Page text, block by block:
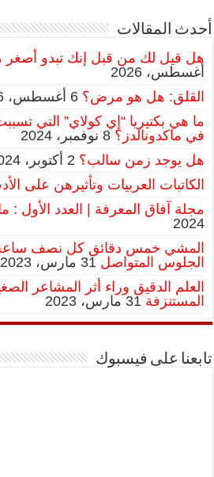
أحدث المقالات
هل قيل لك من قبل إنك تبدو
أغسطس، 2026
القلق: هل هو مرض؟ 6 أغسطس، 2026
ما هي بكتيريا “إي كولاي” التي
في ماكدونالدز؟ 8 نوفمبر، 2024
هل يوجد زمن سالب؟ 2 أكتوبر، 2024
الكاتبات العربيات وتأثيرهن على
مجلة آفاق المعرفة | العدد الأول : مايو
2024
المشي خمس دقائق كل نصف
الجلوس المتواصل 31 مارس، 2023
العلم الدقيق وراء أثر المشاعر
المستنزفة 31 مارس، 2023
تابعنا على فيسبوك